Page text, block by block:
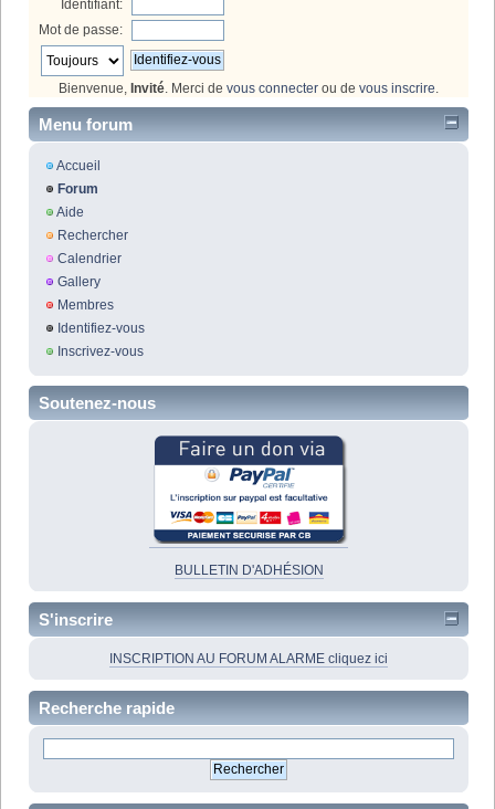
Identifiant:
Mot de passe:
Bienvenue, Invité. Merci de vous connecter ou de vous inscrire.
Menu forum
Accueil
Forum
Aide
Rechercher
Calendrier
Gallery
Membres
Identifiez-vous
Inscrivez-vous
Soutenez-nous
BULLETIN D'ADHÉSION
S'inscrire
INSCRIPTION AU FORUM ALARME cliquez ici
Recherche rapide